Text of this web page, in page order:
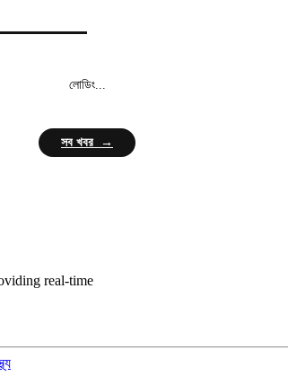
লোডিং...
সব খবর →
real-time